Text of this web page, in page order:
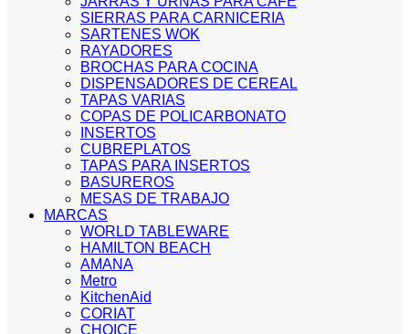
SIERRAS PARA CARNICERIA
SARTENES WOK
RAYADORES
BROCHAS PARA COCINA
DISPENSADORES DE CEREAL
TAPAS VARIAS
COPAS DE POLICARBONATO
INSERTOS
CUBREPLATOS
TAPAS PARA INSERTOS
BASUREROS
MESAS DE TRABAJO
MARCAS
WORLD TABLEWARE
HAMILTON BEACH
AMANA
Metro
KitchenAid
CORIAT
CHOICE